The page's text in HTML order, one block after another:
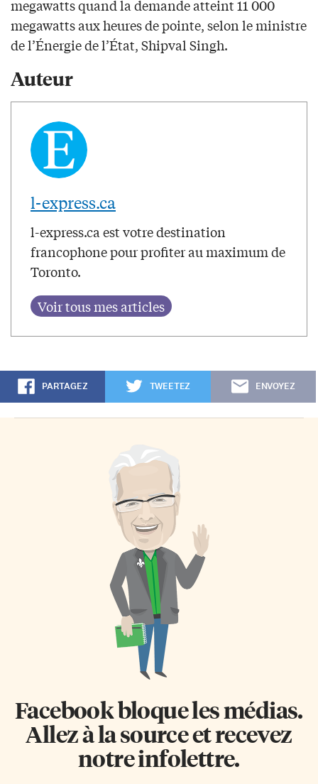
megawatts quand la demande atteint 11 000
megawatts aux heures de pointe, selon le ministre
de l’Énergie de l’État, Shipval Singh.
Auteur
l-express.ca
l-express.ca est votre destination
francophone pour profiter au maximum de
Toronto.
PARTAGEZ TWEETEZ ENVOYEZ
Facebook bloque les médias.
Allez à la source et recevez
notre infolettre.